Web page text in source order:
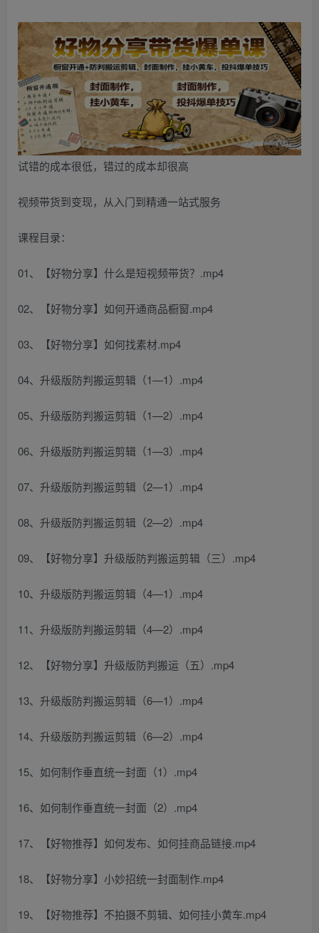
试错的成本很低，错过的成本却很高
视频带货到变现，从入门到精通一站式服务
课程目录：
01、【好物分享】什么是短视频带货？.mp4
02、【好物分享】如何开通商品橱窗.mp4
03、【好物分享】如何找素材.mp4
04、升级版防判搬运剪辑（1—1）.mp4
05、升级版防判搬运剪辑（1—2）.mp4
06、升级版防判搬运剪辑（1—3）.mp4
07、升级版防判搬运剪辑（2—1）.mp4
08、升级版防判搬运剪辑（2—2）.mp4
09、【好物分享】升级版防判搬运剪辑（三）.mp4
10、升级版防判搬运剪辑（4—1）.mp4
11、升级版防判搬运剪辑（4—2）.mp4
12、【好物分享】升级版防判搬运（五）.mp4
13、升级版防判搬运剪辑（6—1）.mp4
14、升级版防判搬运剪辑（6—2）.mp4
15、如何制作垂直统一封面（1）.mp4
16、如何制作垂直统一封面（2）.mp4
17、【好物推荐】如何发布、如何挂商品链接.mp4
18、【好物分享】小妙招统一封面制作.mp4
19、【好物推荐】不拍摄不剪辑、如何挂小黄车.mp4